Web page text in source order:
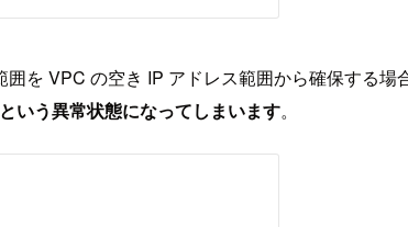
を VPC の空き IP アドレス範囲から確保する場
いう異常状態になってしまいます。